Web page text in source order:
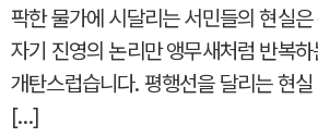
팍한 물가에 시달리는 서민들의 현실
자기 진영의 논리만 앵무새처럼 반복
개탄스럽습니다. 평행선을 달리는 현
[…]